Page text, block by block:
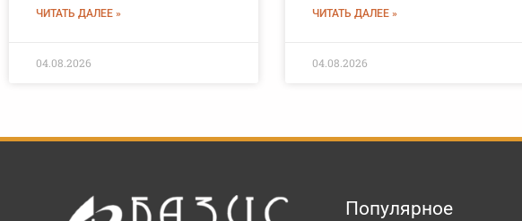
ЧИТАТЬ ДАЛЕЕ »
04.08.2026
ЧИТАТЬ ДАЛЕЕ »
04.08.2026
Популярное